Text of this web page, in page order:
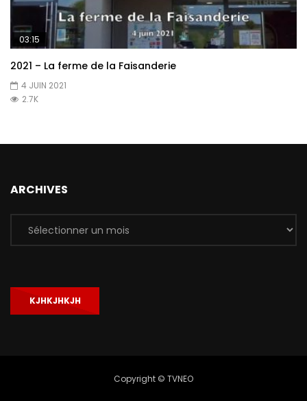
03:15
2021 – La ferme de la Faisanderie
4 JUIN 2021
2.7K
ARCHIVES
Archives
KJHKJHKJH
Copyright © TVNEO